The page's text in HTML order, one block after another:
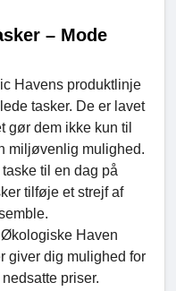
– Mode
Havens produktlinje
tasker. De er lavet
gør dem ikke kun til
miljøvenlig mulighed.
til en dag på
tilføje et strejf af
Haven
giver dig mulighed for
priser.